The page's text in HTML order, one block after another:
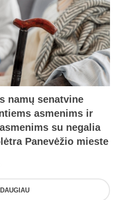
namų senatvine
asmenims ir
su negalia
Panevėžio mieste
DAUGIAU